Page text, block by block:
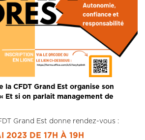
la CFDT Grand Est organise son
Et si on parlait management de
Grand Est donne rendez-vous :
2023 DE 17H À 19H